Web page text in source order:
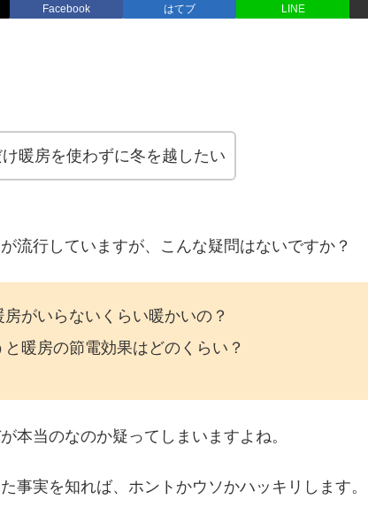
Facebook はてブ LINE
暖房を使わずに冬を越したい
流行していますが、こんな疑問はないですか？
がいらないくらい暖かいの？
暖房の節電効果はどのくらい？
本当のなのか疑ってしまいますよね。
事実を知れば、ホントかウソかハッキリします。